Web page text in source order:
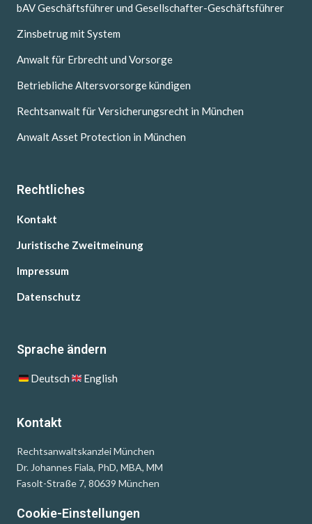
bAV Geschäftsführer und Gesellschafter-Geschäftsführer
Zinsbetrug mit System
Anwalt für Erbrecht und Vorsorge
Betriebliche Altersvorsorge kündigen
Rechtsanwalt für Versicherungsrecht in München
Anwalt Asset Protection in München
Rechtliches
Kontakt
Juristische Zweitmeinung
Impressum
Datenschutz
Sprache ändern
Deutsch English
Kontakt
Rechtsanwaltskanzlei München
Dr. Johannes Fiala, PhD, MBA, MM
Fasolt-Straße 7, 80639 München
Cookie-Einstellungen